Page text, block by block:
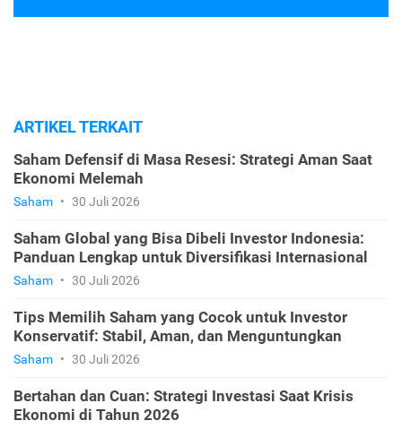
ARTIKEL TERKAIT
Saham Defensif di Masa Resesi: Strategi Aman Saat
Ekonomi Melemah
Saham • 30 Juli 2026
Saham Global yang Bisa Dibeli Investor Indonesia:
Panduan Lengkap untuk Diversifikasi Internasional
Saham • 30 Juli 2026
Tips Memilih Saham yang Cocok untuk Investor
Konservatif: Stabil, Aman, dan Menguntungkan
Saham • 30 Juli 2026
Bertahan dan Cuan: Strategi Investasi Saat Krisis
Ekonomi di Tahun 2026